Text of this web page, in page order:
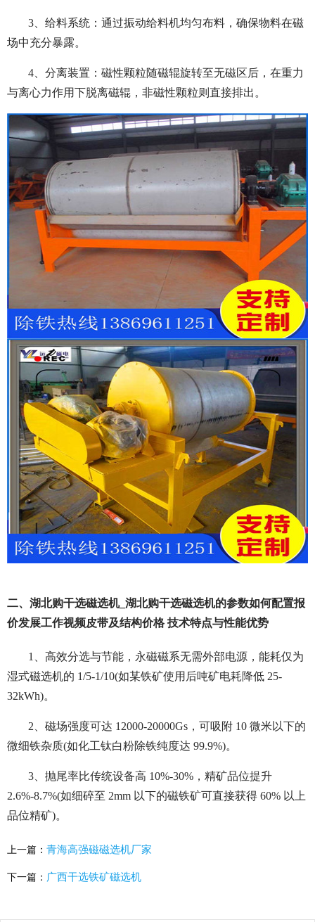
3、给料系统：通过振动给料机均匀布料，确保物料在磁
场中充分暴露。
4、分离装置：磁性颗粒随磁辊旋转至无磁区后，在重力
与离心力作用下脱离磁辊，非磁性颗粒则直接排出。
二、湖北购干选磁选机_湖北购干选磁选机的参数如何配置报
价发展工作视频皮带及结构价格 技术特点与性能优势
1、高效分选与节能， 永磁磁系无需外部电源，能耗仅为
湿式磁选机的 1/5-1/10(如某铁矿使用后吨矿电耗降低 25-
32kWh)。
2、磁场强度可达 12000-20000Gs，可吸附 10 微米以下的
微细铁杂质(如化工钛白粉除铁纯度达 99.9%)。
3、抛尾率比传统设备高 10%-30%，精矿品位提升
2.6%-8.7%(如细碎至 2mm 以下的磁铁矿可直接获得 60% 以上
品位精矿)。
上一篇： 青海高强磁磁选机厂家
下一篇： 广西干选铁矿磁选机